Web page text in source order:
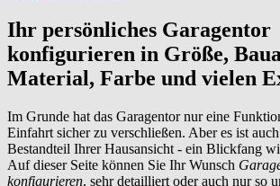
Ihr persönliches Garagentor
konfigurieren in Größe,
Material, Farbe und vielen
Im Grunde hat das Garagentor nur eine
Einfahrt sicher zu verschließen. Aber es ist
Bestandteil Ihrer Hausansicht - ein Blickfang
Auf dieser Seite können Sie Ihr Wunsch
konfigurieren, sehr detailliert oder auch nur so